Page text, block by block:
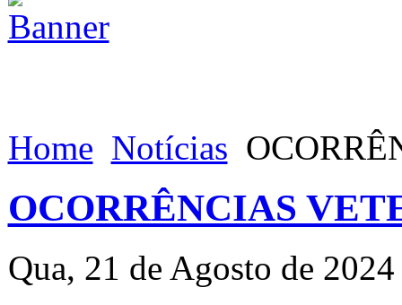
Home Notícias
OCORRÊNCIAS
Qua, 21 de Agosto de